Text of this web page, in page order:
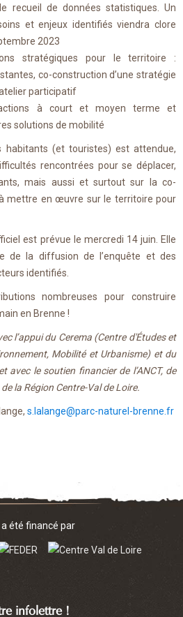
recueil de données statistiques. Un
et enjeux identifiés viendra clore
2023
stratégiques pour le territoire :
co-construction d’une stratégie
participatif
à court et moyen terme et
solutions de mobilité
habitants (et touristes) est attendue,
rencontrées pour se déplacer,
mais aussi et surtout sur la co-
mettre en œuvre sur le territoire pour
est prévue le mercredi 14 juin. Elle
de la diffusion de l’enquête et des
identifiés.
nombreuses pour construire
en Brenne !
l’appui du Cerema (Centre d'Études et
Mobilité et Urbanisme) et du
avec le soutien financier de l’ANCT, de
la Région Centre-Val de Loire.
s.lalange@parc-naturel-brenne.fr
infolettre !
été financé par